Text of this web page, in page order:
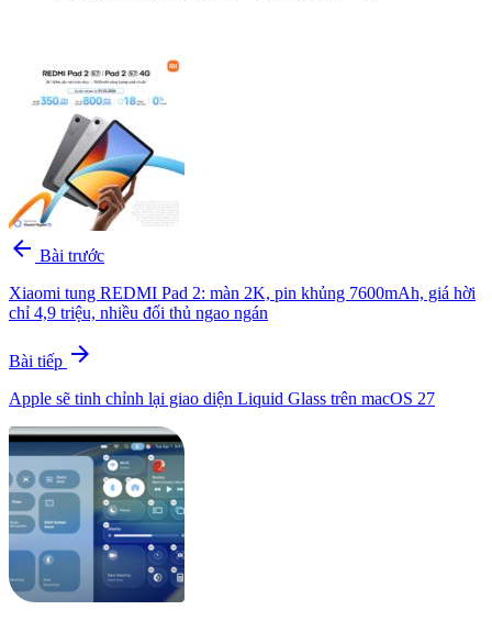
arrow_back Bài trước
Xiaomi tung REDMI Pad 2: màn 2K, pin khủng 7600mAh, giá hời
chỉ 4,9 triệu, nhiều đối thủ ngao ngán
Bài tiếp arrow_forward
Apple sẽ tinh chỉnh lại giao diện Liquid Glass trên macOS 27